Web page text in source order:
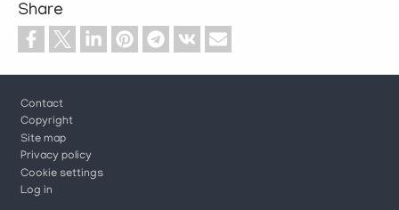
Share
Contact
Copyright
Site map
Privacy policy
Cookie settings
Log in